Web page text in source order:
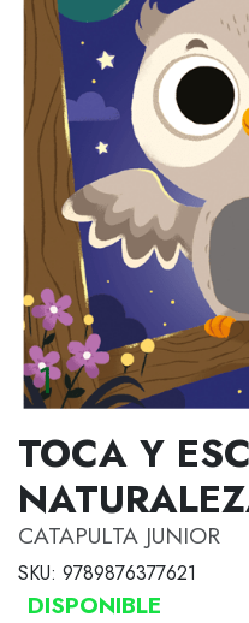
TOCA Y
CATAPULTA JUNIOR
SKU: 9789876377621
DISPONIBLE